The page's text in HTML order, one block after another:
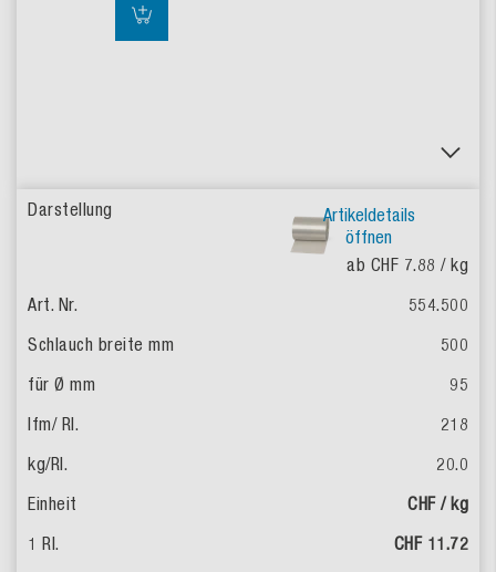
Artikeldetails
öffnen
ab CHF 7.88 / kg
554.500
500
95
218
20.0
CHF / kg
CHF 11.72